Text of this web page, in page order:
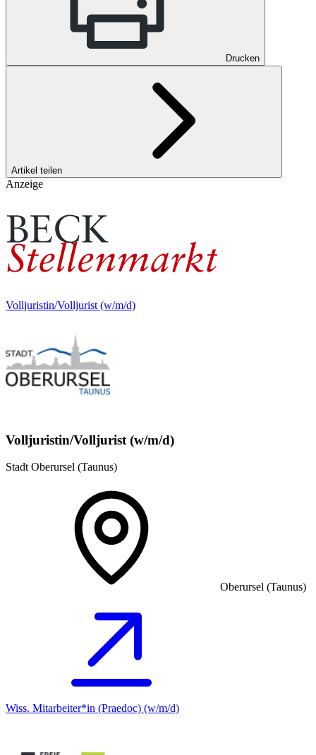
Drucken
Artikel teilen
Anzeige
Volljuristin/Volljurist (w/m/d)
Volljuristin/Volljurist (w/m/d)
Stadt Oberursel (Taunus)
Oberursel (Taunus)
Wiss. Mitarbeiter*in (Praedoc) (w/m/d)